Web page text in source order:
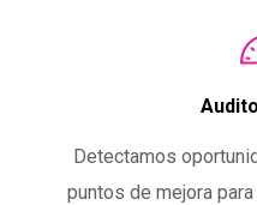
Detectamos
puntos de mejora